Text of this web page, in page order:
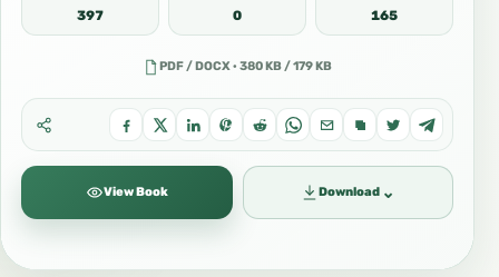
397 0 165
PDF / DOCX · 380 KB / 179 KB
View Book Download ⌄